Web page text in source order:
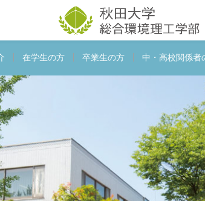
在学生の方 卒業生の方 中・高校関係者